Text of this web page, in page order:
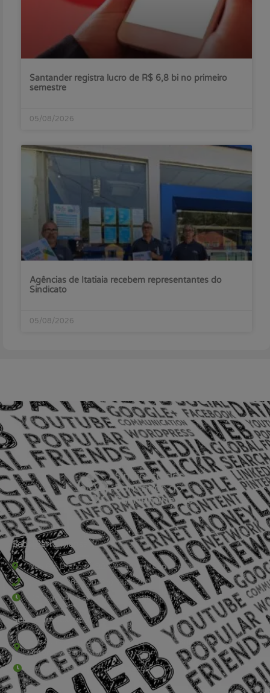
Santander registra lucro de R$ 6,8 bi no primeiro
semestre
05/08/2026
Agências de Itatiaia recebem representantes do
Sindicato
05/08/2026
Sede Barra Mansa
Rua Rio Branco, nº107 (2º andar), Centro - Cep: 27.330-030
(24) 3323-2848 ou (24) 3323-2500
De segunda à sexta-feira , das 9h às 17h.
Sede Campestre:
Estrada Governador Chagas Freitas – 3.780 – Colônia Santo
Antônio – Barra Mansa
De terça-feira a domingo, das 9h às 17h